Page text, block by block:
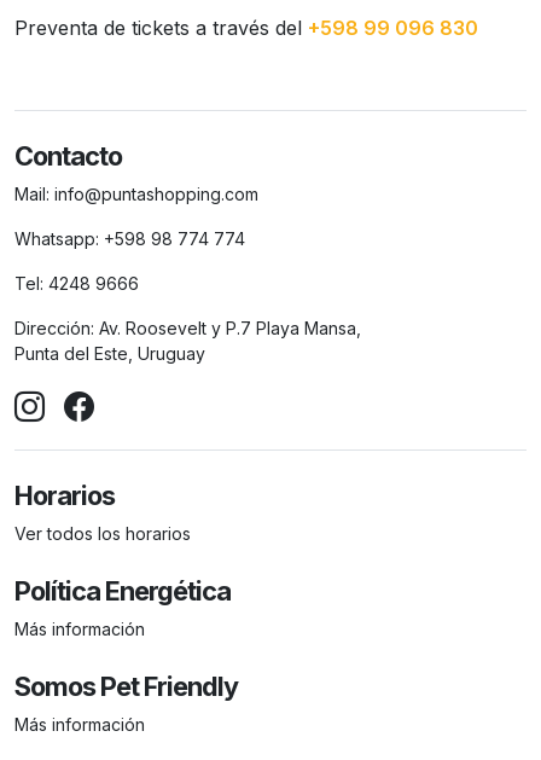
Preventa de tickets a través del +598 99 096 830
Contacto
Mail: info@puntashopping.com
Whatsapp: +598 98 774 774
Tel: 4248 9666
Dirección: Av. Roosevelt y P.7 Playa Mansa,
Punta del Este, Uruguay
Horarios
Ver todos los horarios
Política Energética
Más información
Somos Pet Friendly
Más información